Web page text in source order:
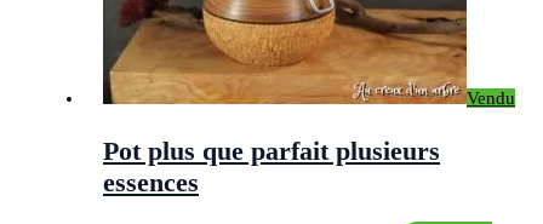
Vendu
Pot plus que parfait plusieurs
essences